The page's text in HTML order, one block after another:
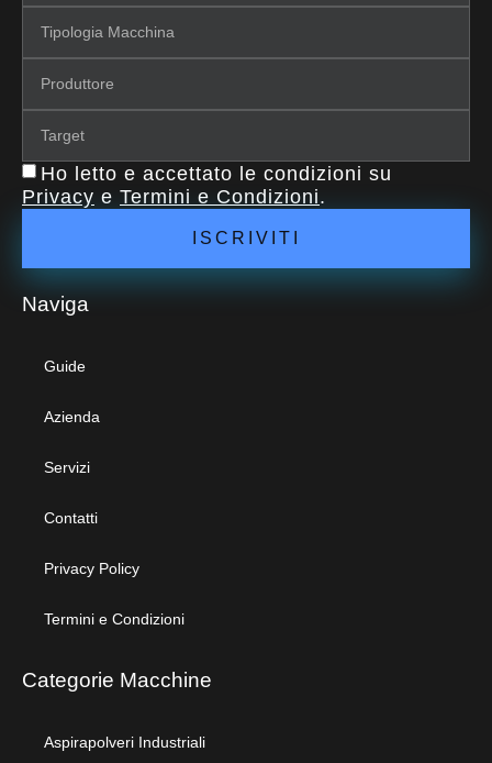
Ho letto e accettato le condizioni su
Privacy e Termini e Condizioni.
ISCRIVITI
Naviga
Guide
Azienda
Servizi
Contatti
Privacy Policy
Termini e Condizioni
Categorie Macchine
Aspirapolveri Industriali